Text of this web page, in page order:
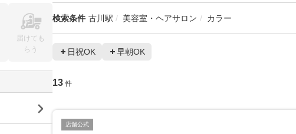
検索条件 古川駅 美容室・ヘアサロン カラー
日祝OK 早朝OK
13 件
店舗公式
届けても
らう